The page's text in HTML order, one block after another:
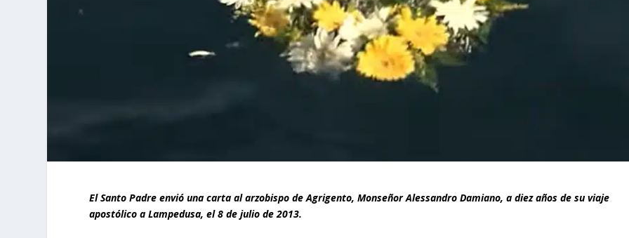
El Santo Padre envió una carta al arzobispo de Agrigento, Monseñor Alessandro Damiano, a diez años de su viaje
apostólico a Lampedusa, el 8 de julio de 2013.